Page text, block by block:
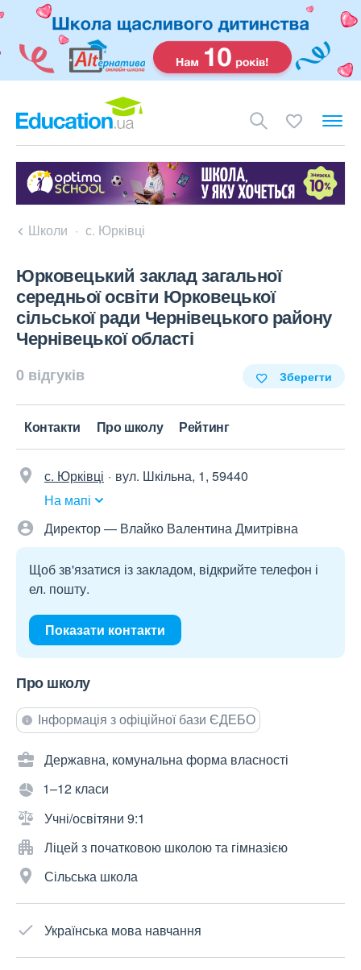
Школи с. Юрківці
Юрковецький заклад загальної
середньої освіти Юрковецької
сільської ради Чернівецького району
Чернівецької області
0 відгуків Зберегти
Контакти Про школу Рейтинг
с. Юрківці
вул. Шкільна, 1, 59440
На мапі
Директор — Влайко Валентина Дмитрівна
Щоб зв'язатися із закладом, відкрийте телефон і
ел. пошту.
Показати контакти
Про школу
Інформація з офіційної бази ЄДЕБО
Державна, комунальна форма власності
1–12 класи
Учні/освітяни 9:1
Ліцей з початковою школою та гімназією
Сільська школа
Українська мова навчання